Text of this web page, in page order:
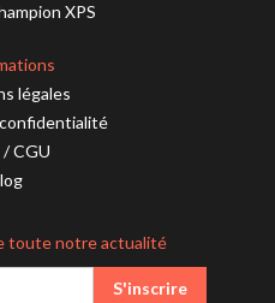
XPS
légales
/CGU
toute notre actualité
S'inscrire